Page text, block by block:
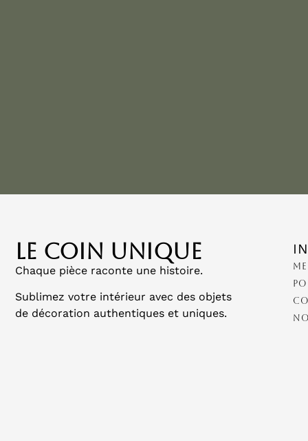
LE COIN UNIQUE
Chaque pièce raconte une histoire.
Sublimez votre intérieur avec des objets
de décoration authentiques et uniques.